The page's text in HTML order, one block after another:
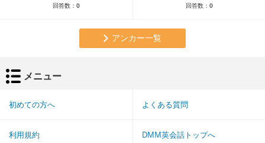
回答数： 0 回答数： 0
アンカー一覧
メニュー
初めての方へ よくある質問
利用規約 DMM英会話トップへ